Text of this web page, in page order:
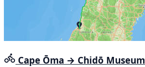
Cape Ōma → Chidō Museum